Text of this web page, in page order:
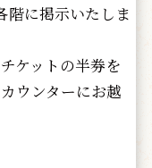
階に掲示いたしま
ケットの半券を
ウンターにお越